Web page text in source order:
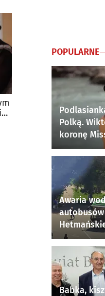
POPULARNE
Polką.
koronę
Awaria
autobusów
Babka,